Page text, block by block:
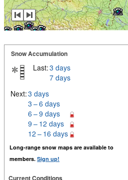
Snow Accumulation
Last:3 days
7 days
Next:3 days
3 – 6 days
6 – 9 days
9 – 12 days
12 – 16 days
Long-range snow maps are available to
members. Sign up!
Current Conditions